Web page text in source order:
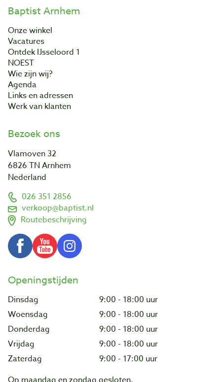
Baptist Arnhem
Onze winkel
Vacatures
Ontdek IJsseloord 1
NOEST
Wie zijn wij?
Agenda
Links en adressen
Werk van klanten
Bezoek ons
Vlamoven 32
6826 TN Arnhem
Nederland
026 351 2856
verkoop@baptist.nl
Routebeschrijving
Openingstijden
Dinsdag
9:00 - 18:00 uur
Woensdag
9:00 - 18:00 uur
Donderdag
9:00 - 18:00 uur
Vrijdag
9:00 - 18:00 uur
Zaterdag
9:00 - 17:00 uur